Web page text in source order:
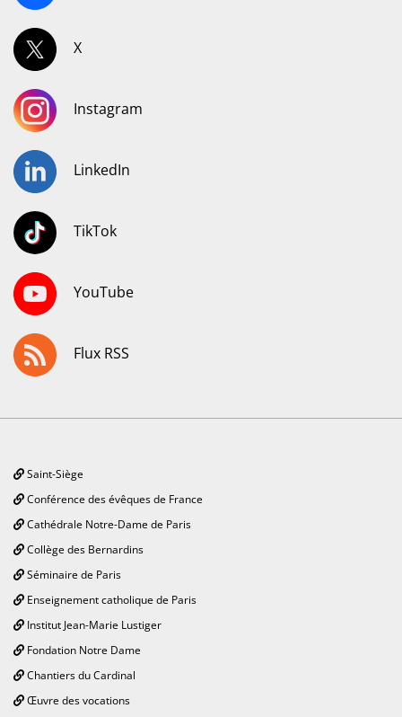
X
Instagram
LinkedIn
TikTok
YouTube
Flux RSS
Saint-Siège
Conférence des évêques de France
Cathédrale Notre-Dame de Paris
Collège des Bernardins
Séminaire de Paris
Enseignement catholique de Paris
Institut Jean-Marie Lustiger
Fondation Notre Dame
Chantiers du Cardinal
Œuvre des vocations